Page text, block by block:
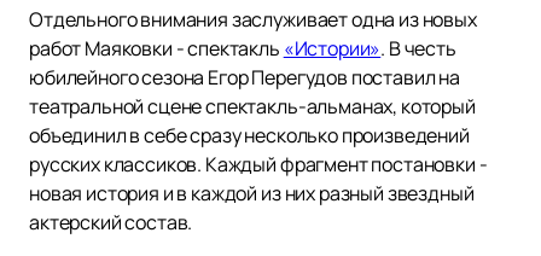
Отдельного внимания заслуживает одна из новых
работ Маяковки - спектакль «Истории». В честь
юбилейного сезона Егор Перегудов поставил на
театральной сцене спектакль-альманах, который
объединил в себе сразу несколько произведений
русских классиков. Каждый фрагмент постановки -
новая история и в каждой из них разный звездный
актерский состав.